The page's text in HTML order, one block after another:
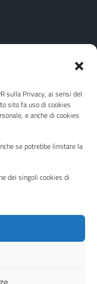
sulla Privacy, ai sensi del
sito fa uso di cookies
e anche di cookies
se potrebbe limitare la
dei singoli cookies di